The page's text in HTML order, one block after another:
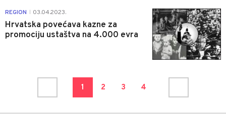
REGION 03.04.2023.
Hrvatska povećava kazne za
promociju ustaštva na 4.000 evra
0
1 2 3 4